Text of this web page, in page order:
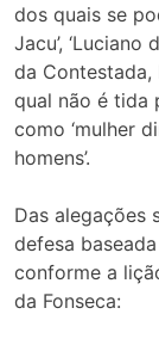
dos quais se
Jacu’,
da
qual não é tida
como ‘mulher
homens’.
Das alegações
defesa
conforme a
da Fonseca: